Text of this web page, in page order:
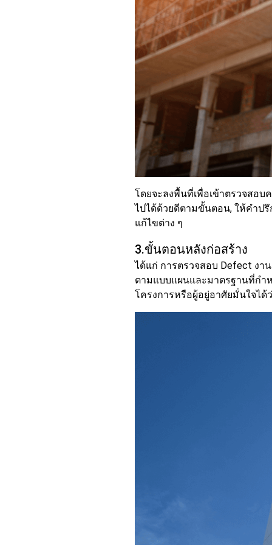
โดยจะลงพื้นที่เพื่อเข้าตรวจสอบ
ไปได้ด้วยดีตามขั้นตอน, ให้คำ
แก้ไขต่าง ๆ
3.ขั้นตอนหลังก่อสร้าง
ได้แก่ การตรวจสอบ Defect งา
ตามแบบแผนและมาตรฐานที่กำ
โครงการหรือผู้อยู่อาศัยมั่นใจไ